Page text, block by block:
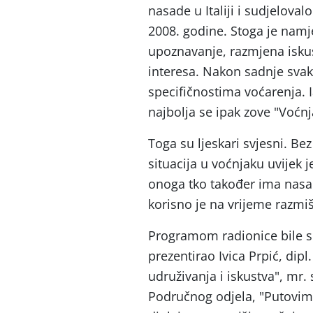
nasade u Italiji i
2008. godine. Stoga je
upoznavanje, razmjena
interesa. Nakon sadnje
specifičnostima voćarenja.
najbolja se ipak zove
Toga su ljeskari svjesni.
situacija u voćnjaku uvijek
onoga tko također ima
korisno je na vrijeme
Programom radionice bile
prezentirao Ivica Prpić,
udruživanja i iskustva",
Područnog odjela,